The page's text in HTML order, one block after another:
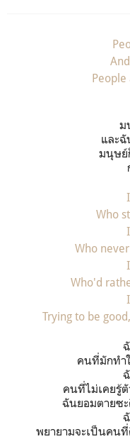
ม
และฉั
มนุษย์
Who
Who
Who'd
Trying to be
คนที่มักทำ
คนที่ไม่เคยรู้
ฉันยอมตายซะ
พยายามจะเป็นคน